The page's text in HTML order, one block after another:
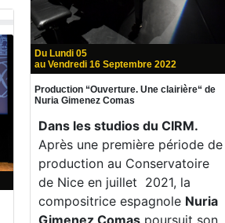
Du Lundi 05
au Vendredi 16 Septembre 2022
Production “Ouverture. Une clairière“ de
Nuria Gimenez Comas
Dans les studios du CIRM.
Après une première période de
production au Conservatoire
de Nice en juillet 2021, la
compositrice espagnole Nuria
Gimenez Comas poursuit son